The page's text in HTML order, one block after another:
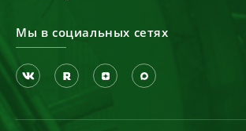
Мы в социальных сетях